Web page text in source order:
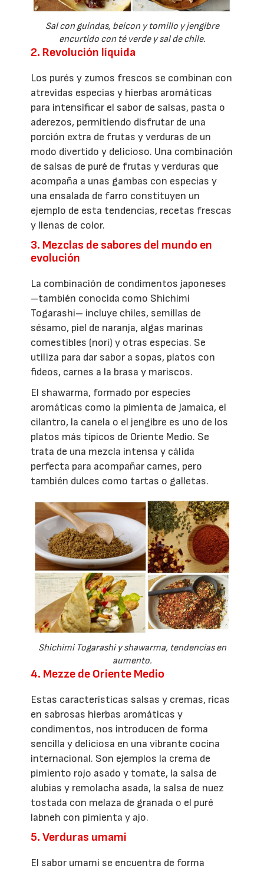
Sal con guindas, beicon y tomillo y jengibre
encurtido con té verde y sal de chile.
2. Revolución líquida
Los purés y zumos frescos se combinan con
atrevidas especias y hierbas aromáticas
para intensificar el sabor de salsas, pasta o
aderezos, permitiendo disfrutar de una
porción extra de frutas y verduras de un
modo divertido y delicioso. Una combinación
de salsas de puré de frutas y verduras que
acompaña a unas gambas con especias y
una ensalada de farro constituyen un
ejemplo de esta tendencias, recetas frescas
y llenas de color.
3. Mezclas de sabores del mundo en
evolución
La combinación de condimentos japoneses
–también conocida como Shichimi
Togarashi– incluye chiles, semillas de
sésamo, piel de naranja, algas marinas
comestibles (nori) y otras especias. Se
utiliza para dar sabor a sopas, platos con
fideos, carnes a la brasa y mariscos.
El shawarma, formado por especies
aromáticas como la pimienta de Jamaica, el
cilantro, la canela o el jengibre es uno de los
platos más típicos de Oriente Medio. Se
trata de una mezcla intensa y cálida
perfecta para acompañar carnes, pero
también dulces como tartas o galletas.
Shichimi Togarashi y shawarma, tendencias en
aumento.
4. Mezze de Oriente Medio
Estas características salsas y cremas, ricas
en sabrosas hierbas aromáticas y
condimentos, nos introducen de forma
sencilla y deliciosa en una vibrante cocina
internacional. Son ejemplos la crema de
pimiento rojo asado y tomate, la salsa de
alubias y remolacha asada, la salsa de nuez
tostada con melaza de granada o el puré
labneh con pimienta y ajo.
5. Verduras umami
El sabor umami se encuentra de forma